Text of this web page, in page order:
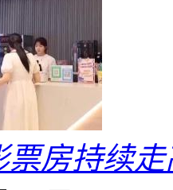
票房持续